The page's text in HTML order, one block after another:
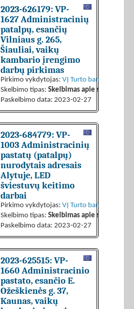
2023-626179: VP-
1627 Administracinių
patalpų, esančių
Vilniaus g. 265,
Šiauliai, vaikų
kambario įrengimo
darbų pirkimas
Pirkimo vykdytojas: VĮ Turto bankas
Skelbimo tipas: Skelbimas apie sutarties
Paskelbimo data: 2023-02-27
2023-684779: VP-
1003 Administracinių
pastatų (patalpų)
nurodytais adresais
Alytuje, LED
šviestuvų keitimo
darbai
Pirkimo vykdytojas: VĮ Turto bankas
Skelbimo tipas: Skelbimas apie sutarties
Paskelbimo data: 2023-02-27
2023-625515: VP-
1660 Administracinio
pastato, esančio E.
Ožeškienės g. 37,
Kaunas, vaikų